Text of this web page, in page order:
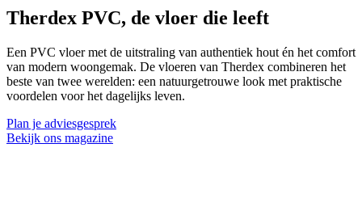
Therdex PVC, de vloer die leeft
Een PVC vloer met de uitstraling van authentiek hout én het comfort
van modern woongemak. De vloeren van Therdex combineren het
beste van twee werelden: een natuurgetrouwe look met praktische
voordelen voor het dagelijks leven.
Plan je adviesgesprek
Bekijk ons magazine